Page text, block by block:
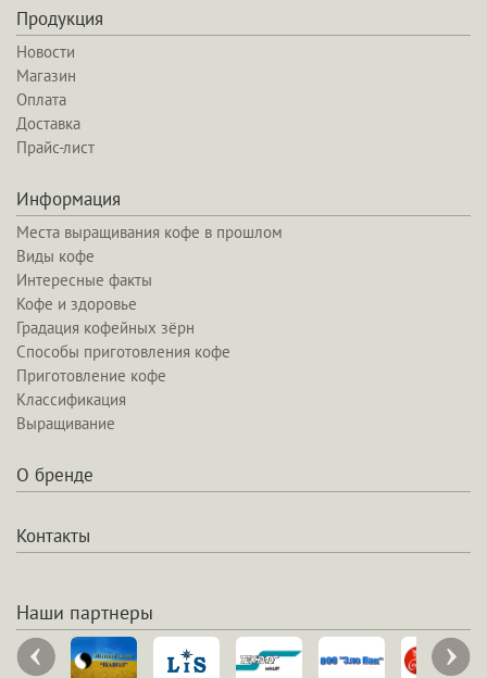
О бренде
Продукция
Новости
Магазин
Оплата
Доставка
Прайс-лист
Информация
Места выращивания кофе в прошлом
Виды кофе
Интересные факты
Кофе и здоровье
Градация кофейных зёрн
Способы приготовления кофе
Приготовление кофе
Классификация
Выращивание
Контакты
Наши партнеры